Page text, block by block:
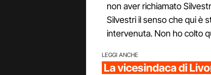
non aver richiamato
Silvestri il senso che qui è
intervenuta. Non ho colto
LEGGI ANCHE
La vicesindaca di